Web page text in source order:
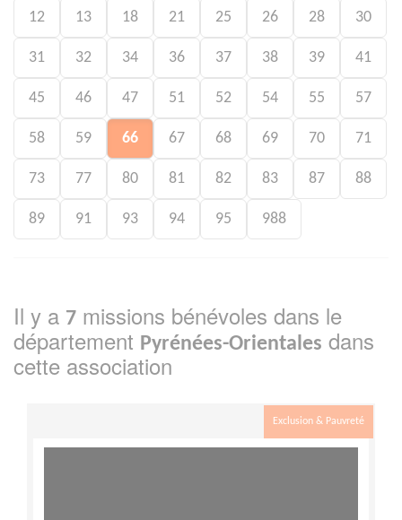
12 13 18 21 25 26 28 30
31 32 34 36 37 38 39 41
45 46 47 51 52 54 55 57
58 59 66 67 68 69 70 71
73 77 80 81 82 83 87 88
89 91 93 94 95 988
Il y a 7 missions bénévoles dans le
département Pyrénées-Orientales dans
cette association
Exclusion & Pauvreté